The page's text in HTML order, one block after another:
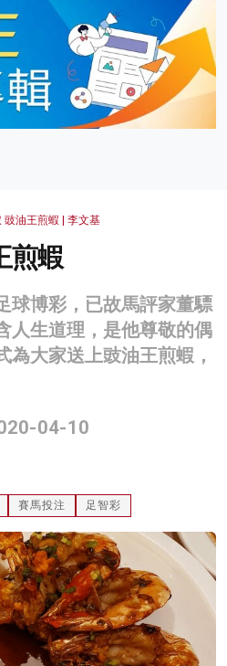
豉油王煎蝦 | 李文基
煎蝦
球博彩，已故馬評家董驃
人生道理，是他尊敬的偶
為大家送上豉油王煎蝦，
04-10
賽馬投注 足智彩